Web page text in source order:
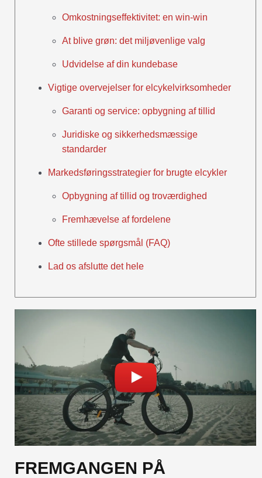
Omkostningseffektivitet: en win-win
At blive grøn: det miljøvenlige valg
Udvidelse af din kundebase
Vigtige overvejelser for elcykelvirksomheder
Garanti og service: opbygning af tillid
Juridiske og sikkerhedsmæssige
standarder
Markedsføringsstrategier for brugte elcykler
Opbygning af tillid og troværdighed
Fremhævelse af fordelene
Ofte stillede spørgsmål (FAQ)
Lad os afslutte det hele
FREMGANGEN PÅ